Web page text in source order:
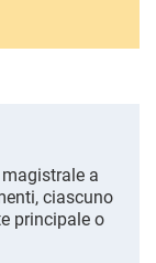
a
ciascuno
principale o